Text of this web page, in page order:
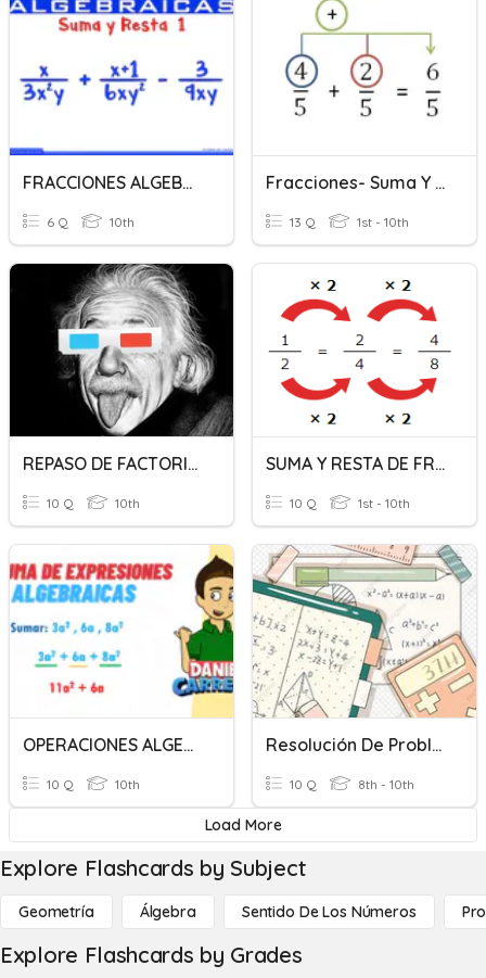
FRACCIONES ALGEBRAICAS/BACI
6 Q 10th
Fracciones- Suma Y Resta
13 Q 1st - 10th
REPASO DE FACTORIZACIÓN Y FRACCIONES ALGEBRAICAS
10 Q 10th
SUMA Y RESTA DE FRACCIONES
10 Q 1st - 10th
OPERACIONES ALGEBRAICAS
10 Q 10th
Resolución De Problemas Con Sumas Y Restas De Fracciones
10 Q 8th - 10th
Load More
Explore Flashcards by Subject
Geometría Álgebra Sentido De Los Números
Explore Flashcards by Grades